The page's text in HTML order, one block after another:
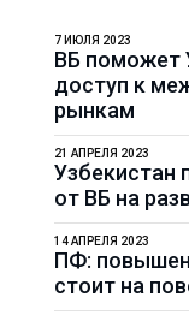
ВБ поможет
доступ к
рынкам
7 ИЮЛЯ 2023
Узбекистан
от ВБ на
21 АПРЕЛЯ 2023
ПФ:
стоит на
14 АПРЕЛЯ 2023